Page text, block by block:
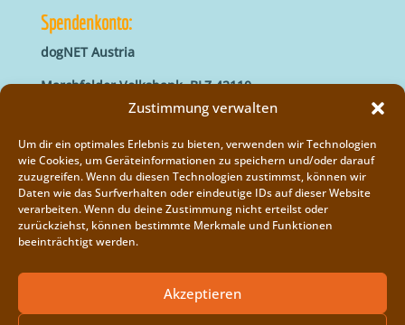
Zustimmung verwalten
Um dir ein optimales Erlebnis zu bieten, verwenden wir Technologien
wie Cookies, um Geräteinformationen zu speichern und/oder darauf
zuzugreifen. Wenn du diesen Technologien zustimmst, können wir
Daten wie das Surfverhalten oder eindeutige IDs auf dieser Website
verarbeiten. Wenn du deine Zustimmung nicht erteilst oder
zurückziehst, können bestimmte Merkmale und Funktionen
beeinträchtigt werden.
Akzeptieren
Spendenkonto:
dogNET Austria
Marchfelder Volksbank, BLZ 42110
IBAN: AT66 4211 0421 5000 0000
Cookie-Richtlinie (EU)